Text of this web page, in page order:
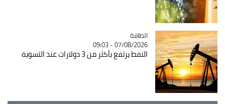
Catégorie
الطاقة
07/08/2026 - 09:03
النفط يرتفع بأكثر من 3 دولارات عند التسوية